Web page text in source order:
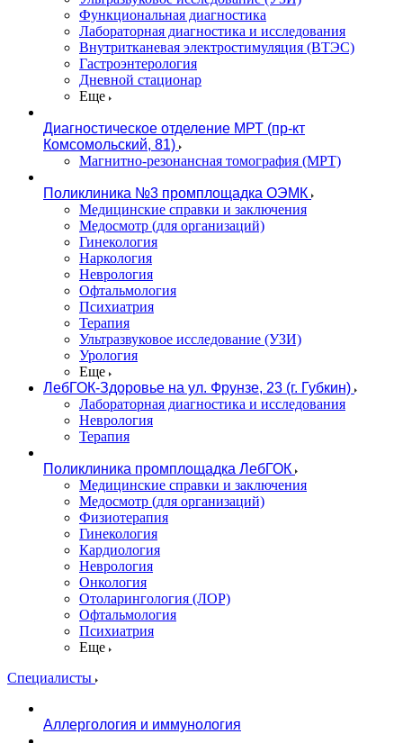
Функциональная диагностика
Лабораторная диагностика и исследования
Внутритканевая электростимуляция (ВТЭС)
Гастроэнтерология
Дневной стационар
Еще
Диагностическое отделение МРТ (пр-кт
Комсомольский, 81)
Магнитно-резонансная томография (МРТ)
Поликлиника №3 промплощадка ОЭМК
Медицинские справки и заключения
Медосмотр (для организаций)
Гинекология
Наркология
Неврология
Офтальмология
Психиатрия
Терапия
Ультразвуковое исследование (УЗИ)
Урология
Еще
ЛебГОК-Здоровье на ул. Фрунзе, 23 (г. Губкин)
Лабораторная диагностика и исследования
Неврология
Терапия
Поликлиника промплощадка ЛебГОК
Медицинские справки и заключения
Медосмотр (для организаций)
Физиотерапия
Гинекология
Кардиология
Неврология
Онкология
Отоларингология (ЛОР)
Офтальмология
Психиатрия
Еще
Специалисты
Аллергология и иммунология